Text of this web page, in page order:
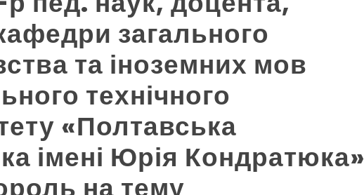
загального
та іноземних мов
технічного
«Полтавська
імені Юрія Кондратюка»